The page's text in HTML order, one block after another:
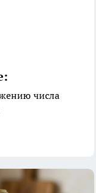
числа